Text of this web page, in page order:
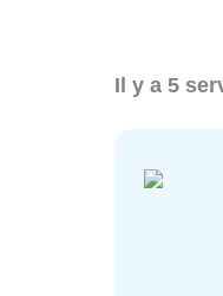
Il y a 5